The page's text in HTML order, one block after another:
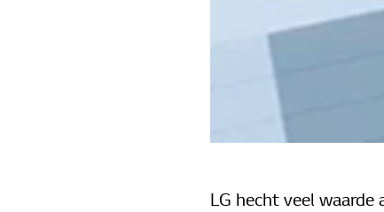
LG hecht veel